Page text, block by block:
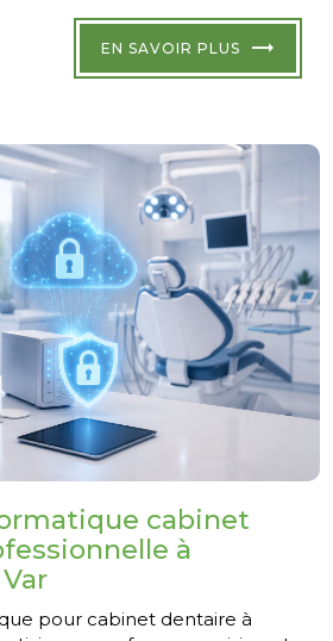
EN SAVOIR PLUS
cabinet
à
pour cabinet dentaire à